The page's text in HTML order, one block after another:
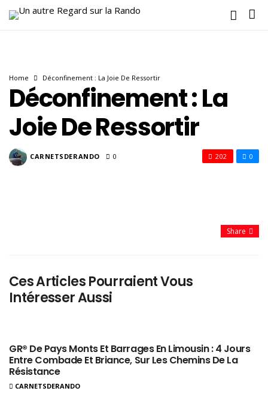
Home Déconfinement : La Joie De Ressortir
Déconfinement : La
Joie De Ressortir
CARNETSDERANDO 0 0
202
Share
Ces Articles Pourraient Vous
Intéresser Aussi
GR® De Pays Monts Et Barrages En Limousin : 4 Jours
Entre Combade Et Briance, Sur Les Chemins De La
Résistance
CARNETSDERANDO